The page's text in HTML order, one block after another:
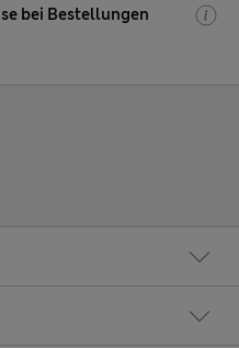
bei Bestellungen